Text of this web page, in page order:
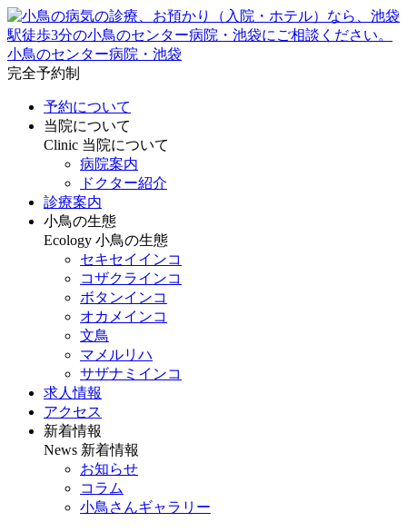
小鳥のセンター病院・池袋
完全予約制
予約について
当院について
Clinic 当院について
病院案内
ドクター紹介
診療案内
小鳥の生態
Ecology 小鳥の生態
セキセイインコ
コザクラインコ
ボタンインコ
オカメインコ
文鳥
マメルリハ
サザナミインコ
求人情報
アクセス
新着情報
News 新着情報
お知らせ
コラム
小鳥さんギャラリー